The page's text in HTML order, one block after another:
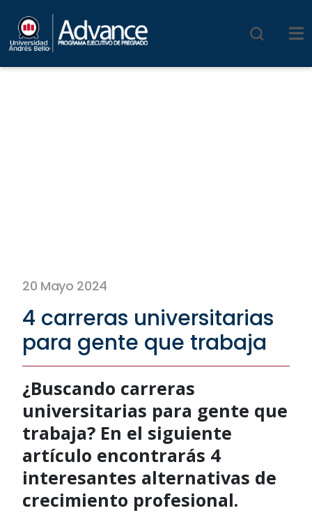
20 Mayo 2024
4 carreras universitarias
para gente que trabaja
¿Buscando carreras
universitarias para gente que
trabaja? En el siguiente
artículo encontrarás 4
interesantes alternativas de
crecimiento profesional.